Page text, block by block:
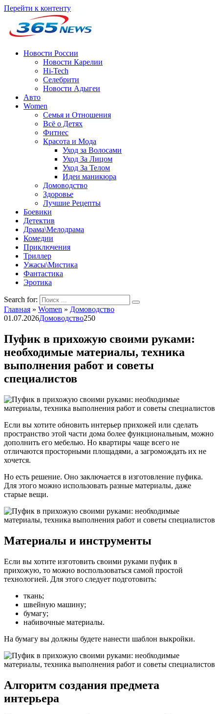
Перейти к контенту
Новости России
Новости Карелии
Hi-Tech
Селебрити
Новости Адыгеи
Авто
Women
Семья и Отношения
Всё о Детях
Фитнес
Красота и Мода
Уход за Волосами
Уход За Лицом
Уход За Телом
Идеи маникюра
Домоводство
Здоровье
Лучшие Рецепты
Боевики
Детектив
Драма\Мелодрама
Комедии
Приключения
Триллер
Ужасы\Мистика
Фантастика
Эротика
Search for:
Главная » Women » Домоводство
01.07.2026Домоводство250
Пуфик в прихожую своими руками:
необходимые материалы, техника
выполнения работ и советы
специалистов
Если вы хотите обновить интерьер прихожей или сделать
пространство этой части дома более функциональным, можно
дополнить его мебелью. Но квартиры чаще всего не
отличаются просторными площадями, а загромождать их не
хочется.
Но есть решение. Оно заключается в изготовление пуфика.
Для этого можно использовать разные материалы, даже
старые вещи.
Материалы и инструменты
Если вы хотите изготовить своими руками пуфик в
прихожую, то можно воспользоваться самой простой
технологией. Для этого следует подготовить:
ткань;
швейную машину;
бумагу;
набивочные материалы.
На бумагу вы должны будете нанести шаблон выкройки.
Алгоритм создания предмета
интерьера